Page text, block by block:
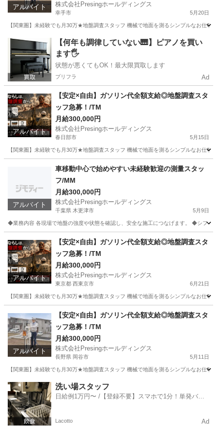
アルバイト 株式会社Presingホールディングス
幸手市 5月20日
【関東圏】未経験でも月30万★地盤調査スタッフ 機械で地面を測るシンプルなお仕
埼玉 幸手市 その他 スタッフ
【何年も調律していない🎹】ピアノを買い
ます🖐️
状態が悪くてもOK！最大限買取します
プリフラ Ad
アルバイト
【安定×自由】ガソリン代全額支給◎地盤調査スタ
ッフ急募！/TM
月給300,000円
株式会社Presingホールディングス
春日部市 5月15日
【関東圏】未経験でも月30万★地盤調査スタッフ 機械で地面を測るシンプルなお仕
軽作業 スタッフ
アルバイト
車移動中心で始めやすい未経験歓迎の測量スタッ
フ/MM
月給300,000円
株式会社Presingホールディングス
千葉県 木更津市 5月9日
◆業務内容 各現場で地盤の強度や状態を確認し、安全な施工につなげます。 ◆シフ
その他 スタッフ
アルバイト
【安定×自由】ガソリン代全額支給◎地盤調査スタ
ッフ急募！/TM
月給300,000円
株式会社Presingホールディングス
東京都 西東京市 6月21日
【関東圏】未経験でも月30万★地盤調査スタッフ 機械で地面を測るシンプルなお仕
軽作業
アルバイト
【安定×自由】ガソリン代全額支給◎地盤調査スタ
ッフ急募！/TM
月給300,000円
株式会社Presingホールディングス
長野県 岡谷市 5月11日
【関東圏】未経験でも月30万★地盤調査スタッフ 機械で地面を測るシンプルなお仕
長野 岡谷市 その他 スタッフ
洗い場スタッフ
日給例1万円〜 /【登録不要】スマホで1分！単発バイ
Lacotto Ad